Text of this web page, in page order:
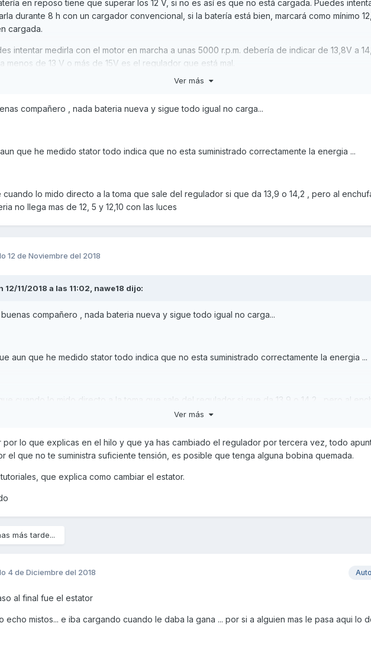
en reposo tiene que superar los 12 V, si no es así es que no está cargada. Puedes
durante 8 h con un cargador convencional, si la batería está bien, marcará como mínimo
cargada.
intentar medirla con el motor en marcha a unas 5000 r.p.m. debería de indicar de 13,8V a
menos de 13 V o más de 15V es el regulador que está mal.
Ver más
compañero , nada bateria nueva y sigue todo igual no carga...
que he medido stator todo indica que no esta suministrado correctamente la energia ...
cuando lo mido directo a la toma que sale del regulador si que da 13,9 o 14,2 , pero al
no llega mas de 12, 5 y 12,10 con las luces
12 de Noviembre del 2018
12/11/2018 a las 11:02, nawe18 dijo:
compañero , nada bateria nueva y sigue todo igual no carga...
aun que he medido stator todo indica que no esta suministrado correctamente la energia ...
que cuando lo mido directo a la toma que sale del regulador si que da 13,9 o 14,2 , pero al
a la bateria no llega mas de 12, 5 y 12,10 con las luces
Ver más
por lo que explicas en el hilo y que ya has cambiado el regulador por tercera vez, todo
el que no te suministra suficiente tensión, es posible que tenga alguna bobina quemada.
que explica como cambiar el estator.
más tarde...
4 de Diciembre del 2018
al final fue el estator
echo mistos... e iba cargando cuando le daba la gana ... por si a alguien mas le pasa aqui lo